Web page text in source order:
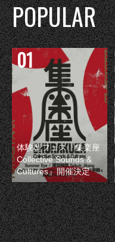
POPULAR
体験型フェス『集楽座
Collective Sounds &
Cultures』開催決定